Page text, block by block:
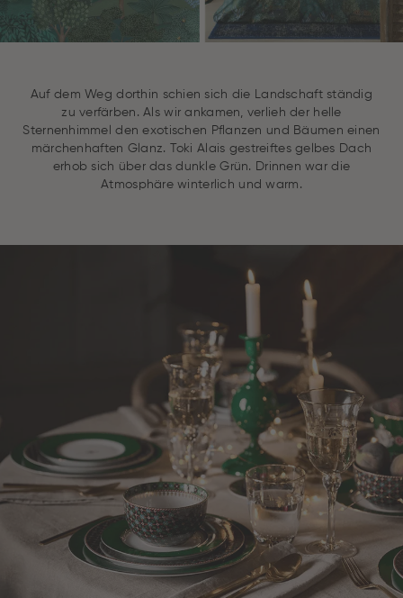
Auf dem Weg dorthin schien sich die Landschaft ständig
zu verfärben. Als wir ankamen, verlieh der helle
Sternenhimmel den exotischen Pflanzen und Bäumen einen
märchenhaften Glanz. Toki Alais gestreiftes gelbes Dach
erhob sich über das dunkle Grün. Drinnen war die
Atmosphäre winterlich und warm.